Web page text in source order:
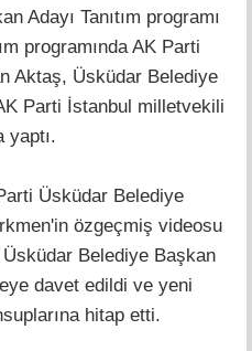
Adayı Tanıtım programı
programında AK Parti
Aktaş, Üsküdar Belediye
Parti İstanbul milletvekili
yaptı.
Üsküdar Belediye
özgeçmiş videosu
Belediye Başkan
davet edildi ve yeni
hitap etti.